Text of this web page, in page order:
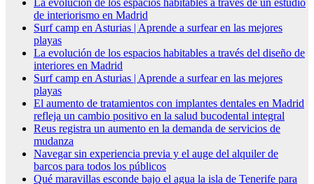
La evolución de los espacios habitables a través de un estudio
de interiorismo en Madrid
Surf camp en Asturias | Aprende a surfear en las mejores
playas
La evolución de los espacios habitables a través del diseño de
interiores en Madrid
Surf camp en Asturias | Aprende a surfear en las mejores
playas
El aumento de tratamientos con implantes dentales en Madrid
refleja un cambio positivo en la salud bucodental integral
Reus registra un aumento en la demanda de servicios de
mudanza
Navegar sin experiencia previa y el auge del alquiler de
barcos para todos los públicos
Qué maravillas esconde bajo el agua la isla de Tenerife para